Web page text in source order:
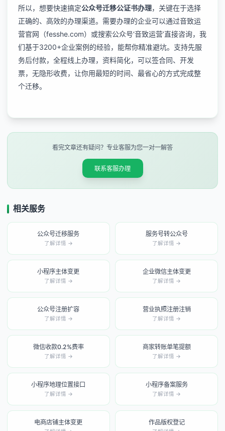
所以，想要快速搞定公众号迁移公证书办理，关键在于选择
正确的、高效的办理渠道。需要办理的企业可以通过音致运
营官网（fesshe.com）或搜索公众号‘音致运营’直接咨询，我
们基于3200+企业案例的经验，能帮你精准避坑。支持先服
务后付款，全程线上办理，资料简化，可以签合同、开发
票，无隐形收费，让你用最短的时间、最省心的方式完成整
个迁移。
看完文章还有疑问？专业客服为您一对一解答
联系客服办理
相关服务
公众号迁移服务
了解详情 →
服务号转公众号
了解详情 →
小程序主体变更
了解详情 →
企业微信主体变更
了解详情 →
公众号注册扩容
了解详情 →
营业执照注册注销
了解详情 →
微信收款0.2%费率
了解详情 →
商家转账单笔提额
了解详情 →
小程序地理位置接口
了解详情 →
小程序备案服务
了解详情 →
电商店铺主体变更 作品版权登记